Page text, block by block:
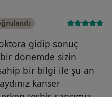
gidip sonuç
bir dönemde sizin
bir bilgi ile şu an
kanser